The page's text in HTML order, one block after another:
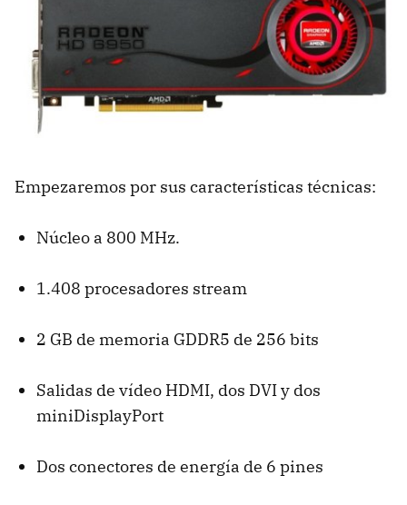
Empezaremos por sus características técnicas:
Núcleo a 800 MHz.
1.408 procesadores stream
2 GB de memoria GDDR5 de 256 bits
Salidas de vídeo HDMI, dos DVIy dos
miniDisplayPort
Dos conectores de energía de 6 pines